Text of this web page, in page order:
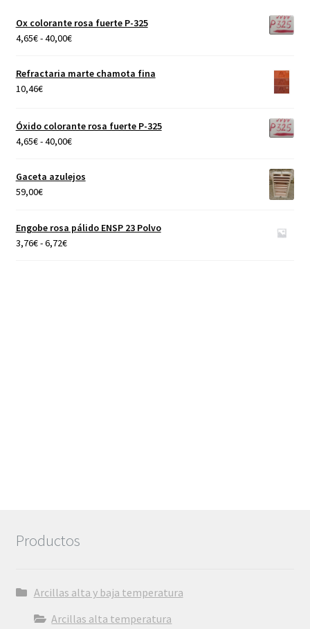
Ox colorante rosa fuerte P-325
4,65€-40,00€Rango
precios:
40,00€
Refractaria marte chamota fina
10,46€
Óxido colorante rosa fuerte P-325
4,65€-40,00€Rango
precios:
40,00€
Gaceta azulejos
59,00€
Engobe rosa pálido ENSP 23 Polvo
3,76€-6,72€Rango
Productos
Arcillas alta y baja temperatura
Arcillas alta temperatura